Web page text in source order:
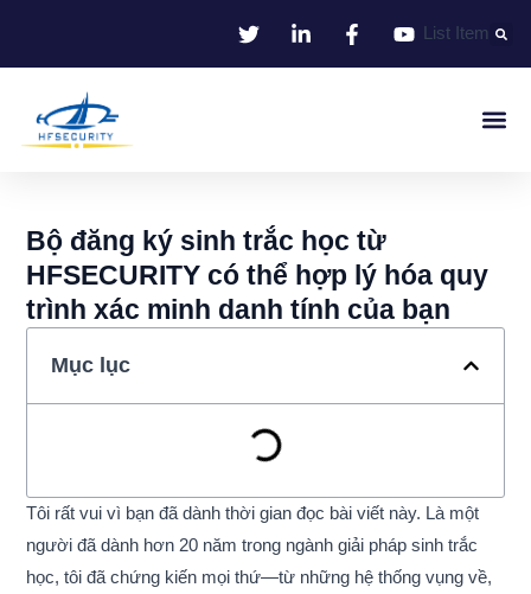
List Item
Bộ đăng ký sinh trắc học từ
HFSECURITY có thể hợp lý hóa quy
trình xác minh danh tính của bạn
Mục lục
Tôi rất vui vì bạn đã dành thời gian đọc bài viết này. Là một
người đã dành hơn 20 năm trong ngành giải pháp sinh trắc
học, tôi đã chứng kiến ​​mọi thứ—từ những hệ thống vụng về,